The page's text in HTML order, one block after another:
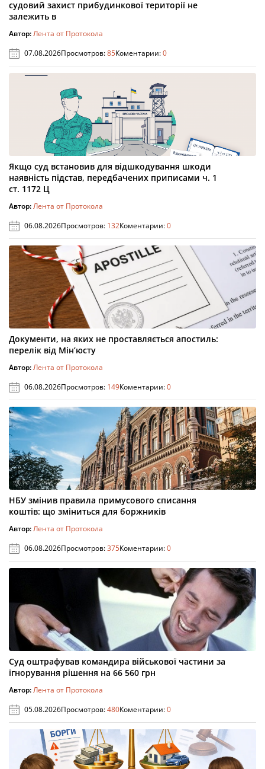
судовий захист прибудинкової території не
залежить в
Автор:Лента от Протокола
07.08.2026Просмотров:85Коментарии:0
Якщо суд встановив для відшкодування шкоди
наявність підстав, передбачених приписами ч. 1
ст. 1172 Ц
Автор:Лента от Протокола
06.08.2026Просмотров: 132Коментарии:0
Документи, на яких не проставляється апостиль:
перелік від Мін’юсту
Автор:Лента от Протокола
06.08.2026Просмотров: 149Коментарии:0
НБУ змінив правила примусового списання
коштів: що зміниться для боржників
Автор:Лента от Протокола
06.08.2026Просмотров:375Коментарии:0
Суд оштрафував командира військової частини за
ігнорування рішення на 66 560 грн
Автор:Лента от Протокола
05.08.2026Просмотров:480Коментарии:0